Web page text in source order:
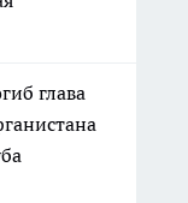
глава